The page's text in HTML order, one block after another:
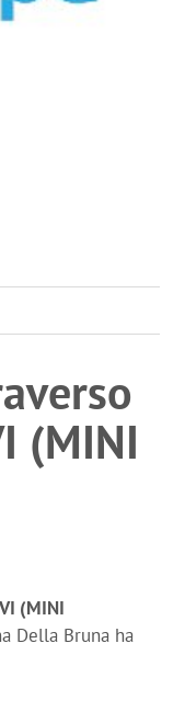
(MINI
(MINI
Della Bruna ha